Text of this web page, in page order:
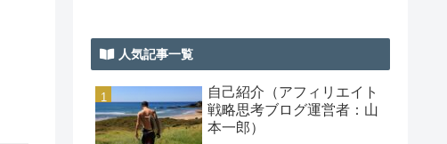
人気記事一覧
自己紹介（アフィリエイト
戦略思考ブログ運営者：山
本一郎）